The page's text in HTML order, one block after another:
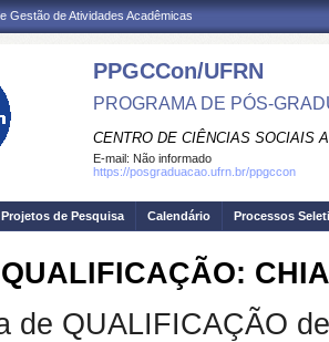
Gestão de Atividades Acadêmicas
PPGCCon/UFRN
PROGRAMA DE PÓS-
CENTRO DE CIÊNCIAS SOCIAIS
E-mail: Não informado
https://posgraduacao.ufrn.br/ppgccon
Projetos de Pesquisa Calendário Processos
de QUALIFICAÇÃO